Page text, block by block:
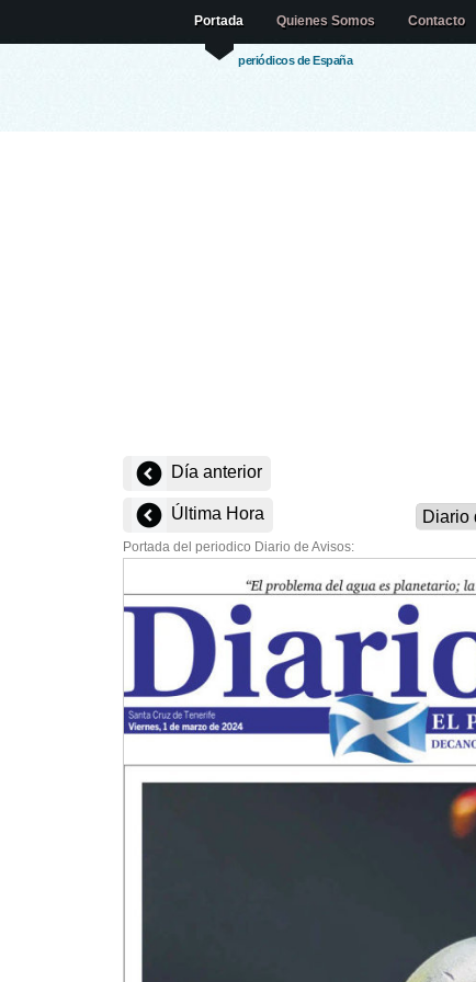
periódicos de España
Portada Quienes Somos Contacto
Día anterior
Última Hora
Portada del periodico Diario de Avisos: